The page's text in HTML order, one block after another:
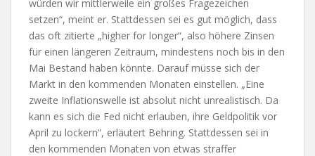
würden wir mittlerweile ein großes Fragezeichen
setzen“, meint er. Stattdessen sei es gut möglich, dass
das oft zitierte „higher for longer“, also höhere Zinsen
für einen längeren Zeitraum, mindestens noch bis in den
Mai Bestand haben könnte. Darauf müsse sich der
Markt in den kommenden Monaten einstellen. „Eine
zweite Inflationswelle ist absolut nicht unrealistisch. Da
kann es sich die Fed nicht erlauben, ihre Geldpolitik vor
April zu lockern“, erläutert Behring. Stattdessen sei in
den kommenden Monaten von etwas straffer